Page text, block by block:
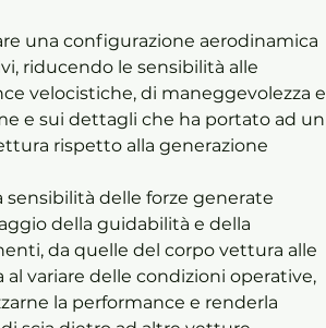
una configurazione aerodinamica
riducendo le sensibilità alle
velocistiche, di maneggevolezza e
e sui dettagli che ha portato ad un
rispetto alla generazione
delle forze generate
della guidabilità e della
da quelle del corpo vettura alle
variare delle condizioni operative,
la performance e renderla